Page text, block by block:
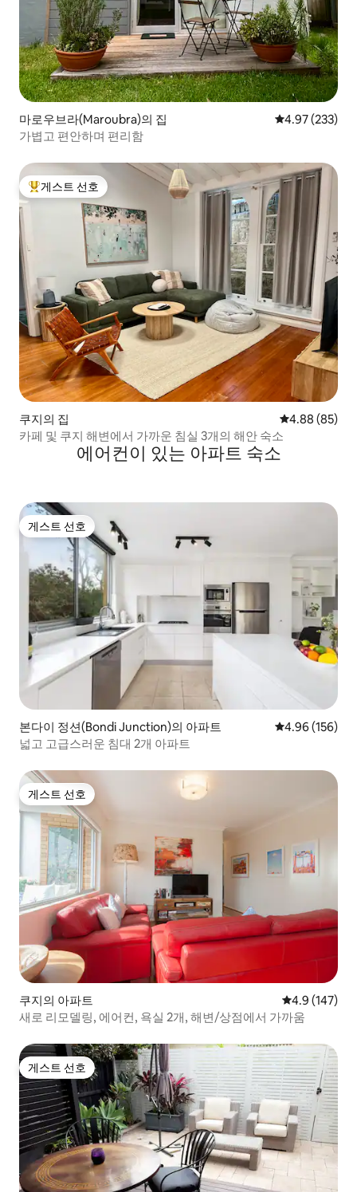
마로우브라(Maroubra)의 집 평점 4.97점(5
4.97 (233)
가볍고 편안하며 편리함
상위 게스트 선호
게스트 선호
쿠지의 집 평점 4.88점(5
4.88 (85)
카페 및 쿠지 해변에서 가까운 침실 3개의 해안 숙소
에어컨이 있는 아파트 숙소
게스트 선호
게스트 선호
본다이 정션(Bondi Junction)의 아파트 평점 4.96점(5
4.96 (156)
넓고 고급스러운 침대 2개 아파트
게스트 선호
게스트 선호
쿠지의 아파트 평점 4.9점(5
4.9 (147)
새로 리모델링, 에어컨, 욕실 2개, 해변/상점에서 가까움
게스트 선호
게스트 선호